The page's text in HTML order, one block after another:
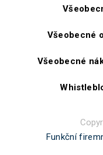
Všeobecné
Všeobecné
Funkční